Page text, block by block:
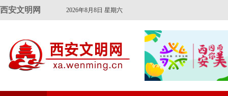
西安文明网 2026年8月8日 星期六